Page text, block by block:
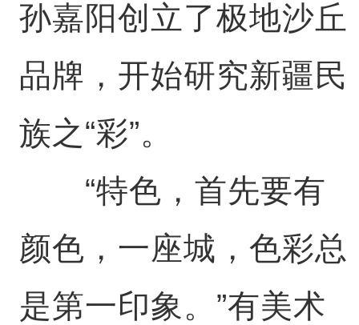
孙嘉阳创立了极地沙丘
品牌，开始研究新疆民
族之“彩”。
“特色，首先要有
颜色，一座城，色彩总
是第一印象。”有美术